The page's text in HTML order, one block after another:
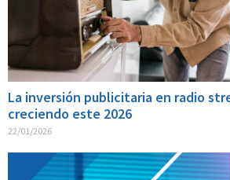
La inversión publicitaria en radio
creciendo este 2026
22/01/2026